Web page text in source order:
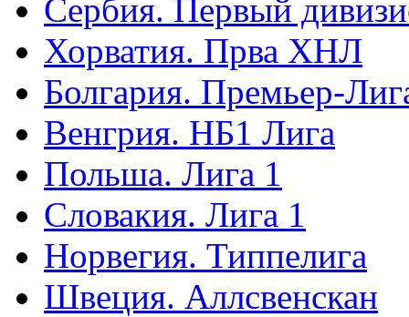
Сербия. Первый
Хорватия. Прва ХНЛ
Болгария. Премьер-
Венгрия. НБ1 Лига
Польша. Лига 1
Словакия. Лига 1
Норвегия. Типпелига
Швеция. Аллсвенскан